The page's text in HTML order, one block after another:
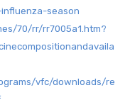
season
70/rr/rr7005a1.htm?
vfc/downloads/re